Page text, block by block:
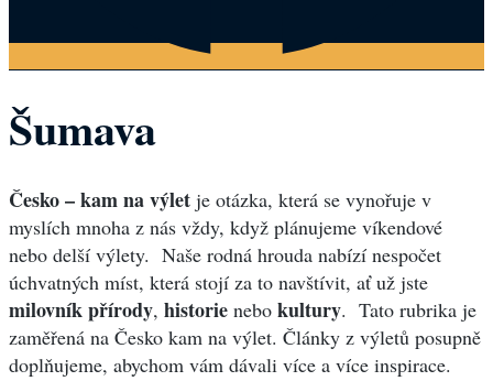
Šumava
Česko – kam na výlet je otázka, která se vynořuje v
myslích mnoha z nás vždy, když plánujeme víkendové
nebo delší výlety. Naše rodná hrouda nabízí nespočet
úchvatných míst, která stojí za to navštívit, ať už jste
milovník přírody, historie nebo kultury. Tato rubrika je
zaměřená na Česko kam na výlet. Články z výletů posupně
doplňujeme, abychom vám dávali více a více inspirace.